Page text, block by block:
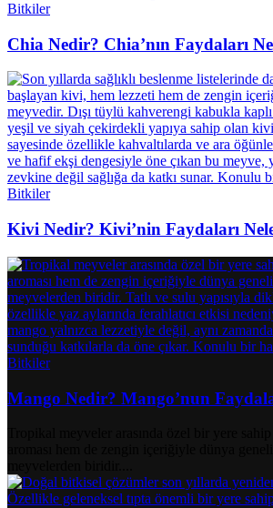
Bitkiler
Chia Nedir? Chia’nın Faydaları
Bitkiler
Kivi Nedir? Kivi’nin Faydaları
Bitkiler
Mango Nedir? Mango’nun